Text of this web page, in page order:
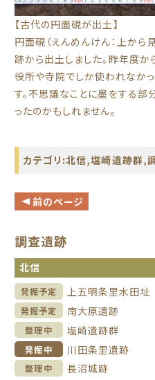
【古代の円面硯が出土】
円面硯（えんめんけん：上から
跡から出土しました。昨年度か
役所や寺院でしか使われなか
す。不思議なことに墨をする部
ったのかもしれません。
カテゴリ:北信,塩崎遺跡群,
前のページ
調査遺跡
北信
発掘予定 上五明条里水田址
発掘予定 南大原遺跡
整理中 塩崎遺跡群
発掘中 川田条里遺跡
整理中
長沼城跡